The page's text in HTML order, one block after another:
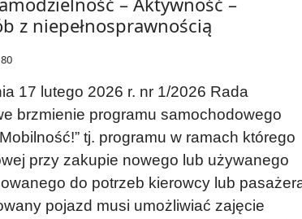
z niepełnosprawnością
17 lutego 2026 r. nr 1/2026 Rada
brzmienie programu samochodowego
tj. programu w ramach którego
przy zakupie nowego lub używanego
do potrzeb kierowcy lub
pojazd musi umożliwiać zajęcie